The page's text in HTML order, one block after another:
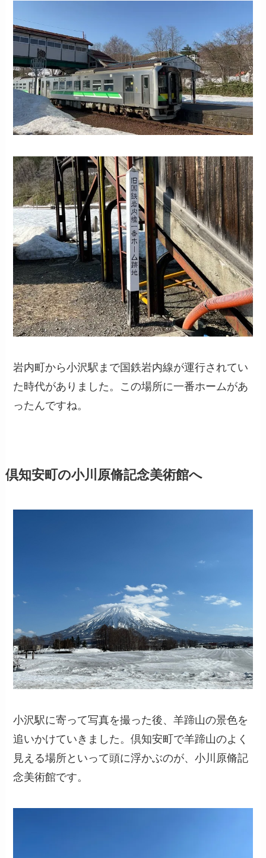
岩内町から小沢駅まで国鉄岩内線が運行されてい
た時代がありました。この場所に一番ホームがあ
ったんですね。
倶知安町の小川原脩記念美術館へ
小沢駅に寄って写真を撮った後、羊蹄山の景色を
追いかけていきました。倶知安町で羊蹄山のよく
見える場所といって頭に浮かぶのが、小川原脩記
念美術館です。